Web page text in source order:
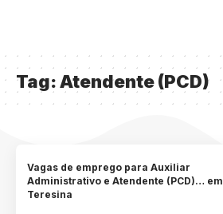
Tag:Atendente (PCD)
Vagas de emprego para Auxiliar
Administrativo e Atendente (PCD)… em
Teresina